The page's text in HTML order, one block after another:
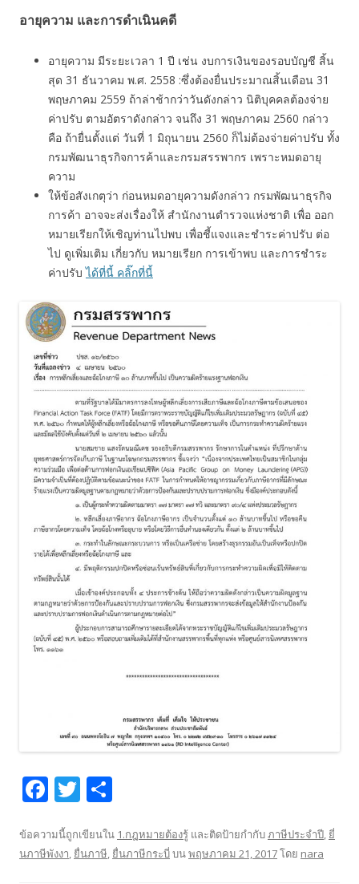
อายุความ และการดำเนินคดี
อายุความ มีระยะเวลา 1 ปี เช่น งบการเงินของรอบบัญชี สิ้น
สุด 31 ธันวาคม พ.ศ. 2558 :ซึ่งต้องยื่นประมาณสิ้นเดือน 31
พฤษภาคม 2559 ถ้าล่าช้ากว่าวันดังกล่าว นิติบุคคลต้องจ่าย
ค่าปรับ ตามอัตราดังกล่าว จนถึง 31 พฤษภาคม 2560 กล่าว
คือ ถ้ายื่นตั้งแต่ วันที่ 1 มิถุนายน 2560 ก็ไม่ต้องจ่ายค่าปรับ ทั้ง
กรมพัฒนาธุรกิจการค้าและกรมสรรพากร เพราะหมดอายุ
ความ
ให้ข้อสังเกตุว่า ก่อนหมดอายุความดังกล่าว กรมพัฒนาธุรกิจ
การค้า อาจจะส่งเรื่องให้ สำนักงานตำรวจแห่งชาติ เพื่อ ออก
หมายเรียกให้เชิญท่านไปพบ เพื่อชี้แจงและชำระค่าปรับ ต่อ
ไป ดูเพิ่มเติม เกี่ยวกับ หมายเรียก การเข้าพบ และการชำระ
ค่าปรับได้ที่นี้ คลิ๊กที่นี้
F
e
b
T
itt
er
ar
e
ข้อความนี้ถูกเขียนใน 1.กฎหมายต้องรู้ และติดป้ายกำกับภาษีประจำปี, ยี่
นภาษีพังงา, ยื่นภาษี, ยื่นภาษีกระบี่บนพฤษภาคม 21, 2017โดย nara